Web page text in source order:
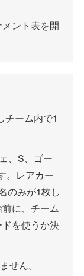
ント表を開
チーム内で1
、S、ゴー
。レアカー
のみが1枚し
に、チーム
を使うか決
せん。